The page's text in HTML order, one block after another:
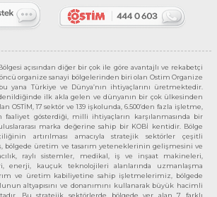
açısından diğer bir çok ile göre avantajlı ve rekabetçi
organize sanayi bölgelerinden biri olan Ostim Organize
bu yana Türkiye ve Dünya’nın ihtiyaçlarını üretmektedir.
ilk akla gelen ve dünyanın bir çok ülkesinden
OSTİM, 17 sektör ve 139 işkolunda, 6.500’den fazla işletme,
faaliyet gösterdiği, milli ihtiyaçların karşılanmasında bir
marka değerine sahip bir KOBİ kentidir. Bölge
artırılması amacıyla stratejik sektörler çeşitli
bölgede üretim ve tasarım yeteneklerinin gelişmesini ve
raylı sistemler, medikal, iş ve inşaat makineleri,
enerji, kauçuk teknolojileri alanlarında uzmanlaşma
ve üretim kabiliyetine sahip işletmelerimiz, bölgede
altyapısını ve donanımını kullanarak büyük hacimli
Bu stratejik sektörlerde bölgede yer alan 7 farklı